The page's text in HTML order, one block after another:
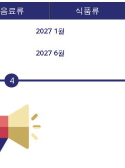
음료류
식품류
2027 1월
2027 6월
4